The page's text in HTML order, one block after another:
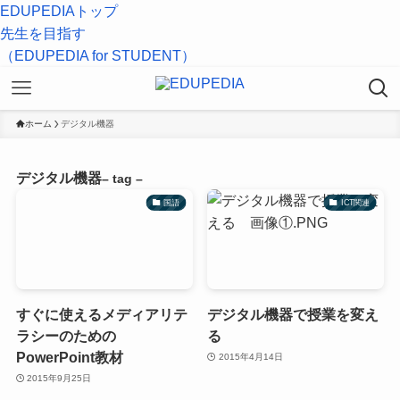
EDUPEDIAトップ
先生を目指す
（EDUPEDIA for STUDENT）
ホーム デジタル機器
デジタル機器– tag –
国語
すぐに使えるメディアリテ
ラシーのための
PowerPoint教材
2015年9月25日
ICT関連
デジタル機器で授業を変え
る
2015年4月14日